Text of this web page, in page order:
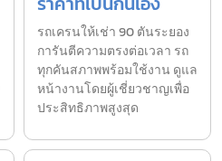
รถเครนให้เช่า 90 ตันระยอง
การันตีความตรงต่อเวลา รถ
ทุกคันสภาพพร้อมใช้งาน ดูแล
หน้างานโดยผู้เชี่ยวชาญเพื่อ
ประสิทธิภาพสูงสุด